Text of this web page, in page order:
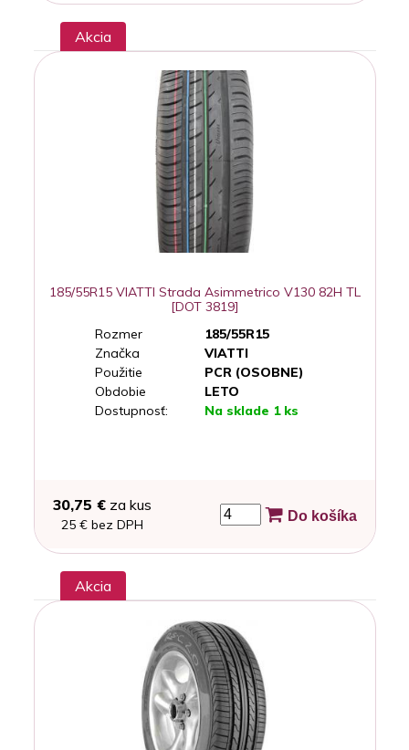
Akcia
185/55R15 VIATTI Strada Asimmetrico V130 82H TL
[DOT 3819]
Rozmer
185/55R15
Značka
VIATTI
Použitie
PCR (OSOBNE)
Obdobie
LETO
Dostupnosť:
Na sklade 1 ks
30,75 €za kus
25 € bez DPH
Do košíka
Akcia